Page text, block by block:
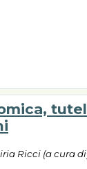
Ricci (a cura